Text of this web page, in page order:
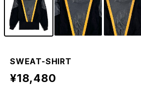
SWEAT-SHIRT
¥18,480